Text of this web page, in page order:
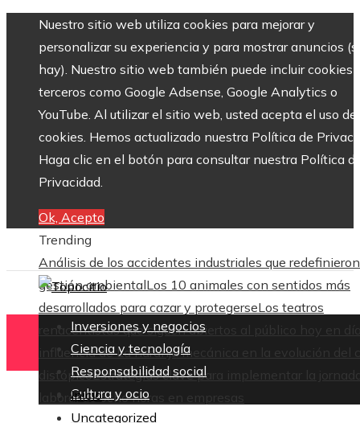
Nuestro sitio web utiliza cookies para mejorar y
personalizar su experiencia y para mostrar anuncios
hay). Nuestro sitio web también puede incluir cookies
terceros como Google Adsense, Google Analytics o
YouTube. Al utilizar el sitio web, usted acepta el uso de
cookies. Hemos actualizado nuestra Política de
Haga clic en el botón para consultar nuestra Política
Privacidad.
Ok, Acepto
Trending
Análisis de los accidentes industriales que
gestión ambientalLos 10 animales con sentidos más
desarrollados para cazar y protegerseLos teatros
renacentistas que siguen abiertos al público hoy en
influencia de La naranja mecánica en la evolución del
distópicoEstrategias clave para implementar la
laboral de ocho horas en empresas
Inversiones y negocios
Ciencia y tecnología
Responsabilidad social
Cultura y ocio
Inicio
Uncategorized